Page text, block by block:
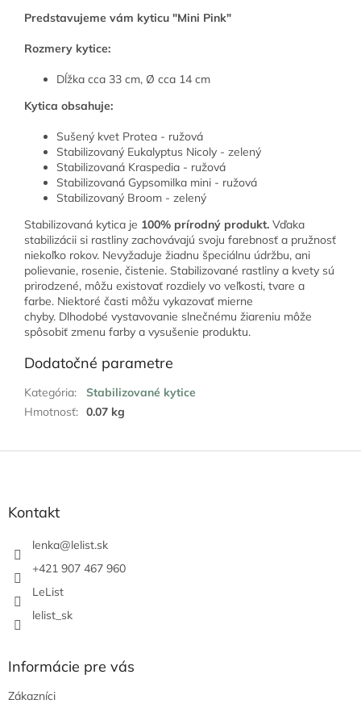
Predstavujeme vám kyticu "Mini Pink"
Rozmery kytice:
Dĺžka cca 33 cm, Ø cca 14 cm
Kytica obsahuje:
Sušený kvet Protea - ružová
Stabilizovaný Eukalyptus Nicoly - zelený
Stabilizovaná Kraspedia - ružová
Stabilizovaná Gypsomilka mini - ružová
Stabilizovaný Broom - zelený
Stabilizovaná kytica je 100% prírodný produkt. Vďaka
stabilizácii si rastliny zachovávajú svoju farebnosť a pružnosť
niekoľko rokov. Nevyžaduje žiadnu špeciálnu údržbu, ani
polievanie, rosenie, čistenie. Stabilizované rastliny a kvety sú
prirodzené, môžu existovať rozdiely vo veľkosti, tvare a
farbe. Niektoré časti môžu vykazovať mierne
chyby. Dlhodobé vystavovanie slnečnému žiareniu môže
spôsobiť zmenu farby a vysušenie produktu.
Dodatočné parametre
Kategória:
Stabilizované kytice
Hmotnosť: 0.07 kg
Kontakt
lenka@lelist.sk
+421 907 467 960
LeList
lelist_sk
Informácie pre vás
Zákazníci